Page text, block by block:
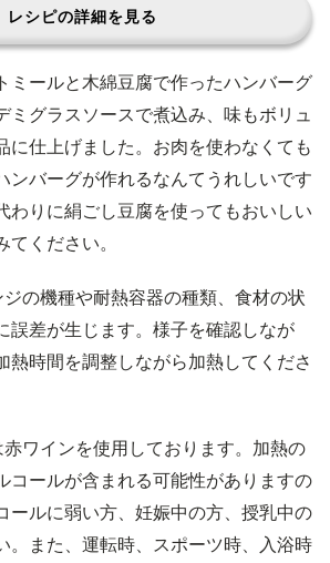
レシピの詳細を見る
ミールと木綿豆腐で作ったハンバーグ
ミグラスソースで煮込み、味もボリュ
に仕上げました。お肉を使わなくても
ンバーグが作れるなんてうれしいです
わりに絹ごし豆腐を使ってもおいしい
ください。
の機種や耐熱容器の種類、食材の状
誤差が生じます。様子を確認しなが
熱時間を調整しながら加熱してくださ
ワインを使用しております。加熱の
コールが含まれる可能性がありますの
ールに弱い方、妊娠中の方、授乳中の
。また、運転時、スポーツ時、入浴時